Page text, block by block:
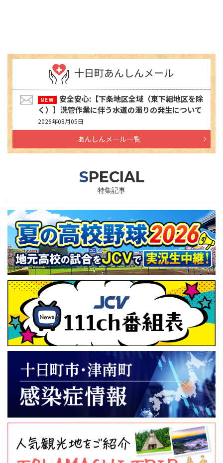
十日町あんしんメール
安全安心:【下条地区全域（東下組地区を除
く）】洗管作業に伴う水道の濁りの発生について
2026年08月05日
あんしんメール一覧
SPECIAL
特集記事